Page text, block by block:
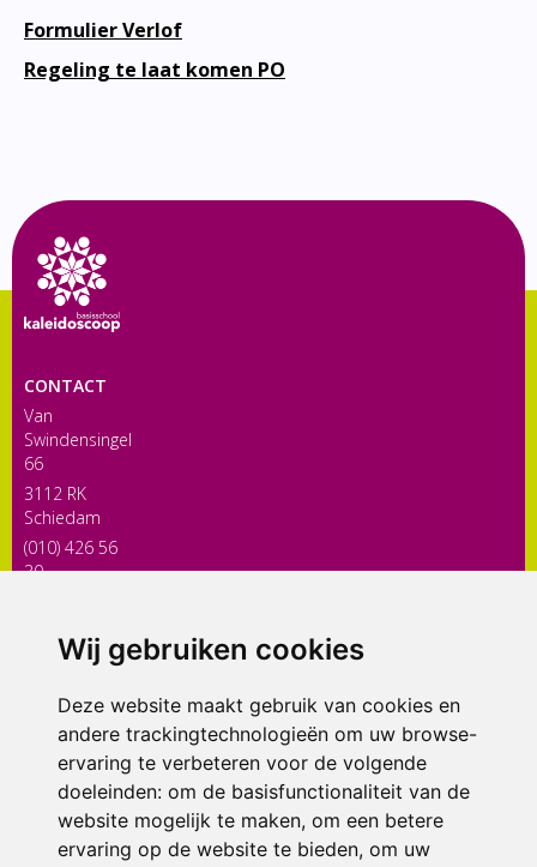
Wij gebruiken cookies
Deze website maakt gebruik van cookies en
andere trackingtechnologieën om uw browse-
ervaring te verbeteren voor de volgende
doeleinden: om de basisfunctionaliteit van de
website mogelijk te maken, om een betere
ervaring op de website te bieden, om uw
Formulier Verlof
Regeling te laat komen PO
CONTACT
Van
Swindensingel
66
3112 RK
Schiedam
(010) 426 56
30
ONDERDEEL VAN